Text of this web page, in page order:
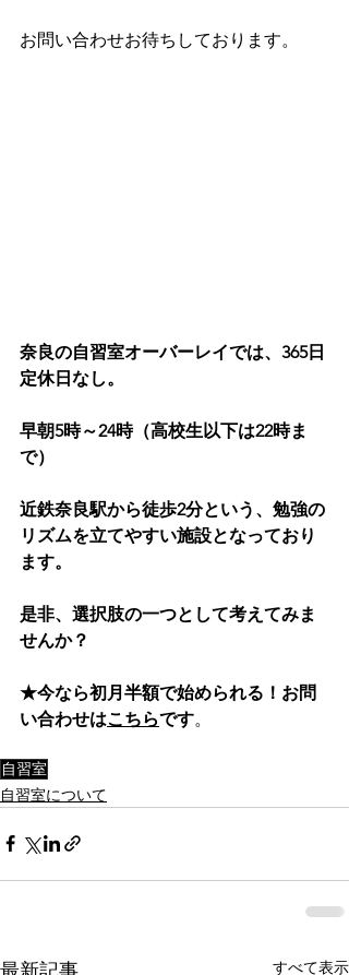
お問い合わせお待ちしております。
奈良の自習室オーバーレイでは、365日
定休日なし。
早朝5時～24時（高校生以下は22時ま
で）
近鉄奈良駅から徒歩2分という、勉強の
リズムを立てやすい施設となっており
ます。
是非、選択肢の一つとして考えてみま
せんか？
★今なら初月半額で始められる！お問
い合わせはこちらです。
自習室
自習室について
すべて表示